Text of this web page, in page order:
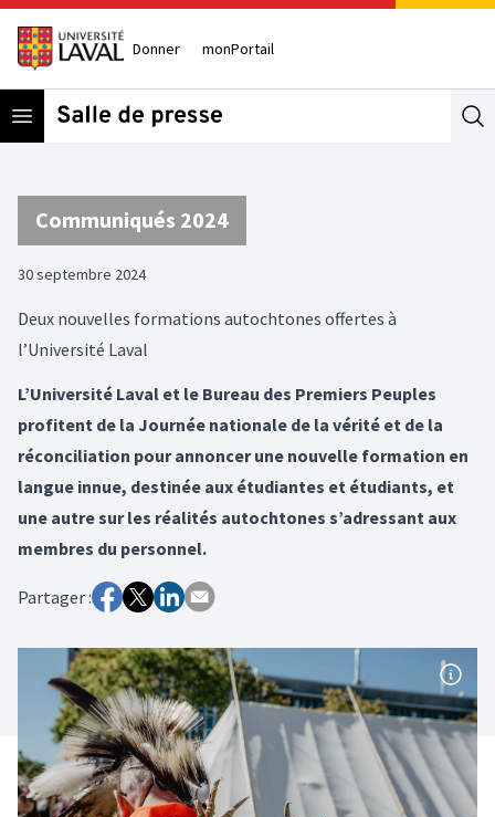
Donner monPortail
Open menu
Communiqués 2024
30 septembre 2024
Deux nouvelles formations autochtones offertes à
l’Université Laval
L’Université Laval et le Bureau des Premiers Peuples
profitent de la Journée nationale de la vérité et de la
réconciliation pour annoncer une nouvelle formation en
langue innue, destinée aux étudiantes et étudiants, et
une autre sur les réalités autochtones s’adressant aux
membres du personnel.
Partager :